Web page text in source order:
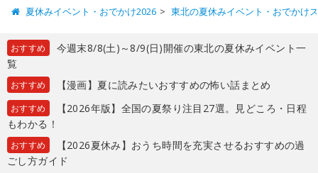
夏休みイベント・おでかけ2026 東北の夏休みイベント・おでかけ
おすすめ
今週末8/8(土)～8/9(日)開催の東北の夏休みイベント一
覧
おすすめ 【漫画】夏に読みたいおすすめの怖い話まとめ
おすすめ
【2026年版】全国の夏祭り注目27選。見どころ・日程
もわかる！
おすすめ
【2026夏休み】おうち時間を充実させるおすすめの過
ごし方ガイド